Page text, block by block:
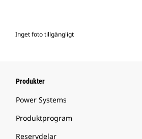
Inget foto tillgängligt
Produkter
Power Systems
Produktprogram
Reservdelar